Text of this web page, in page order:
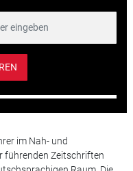
im Nah- und
führenden Zeitschriften